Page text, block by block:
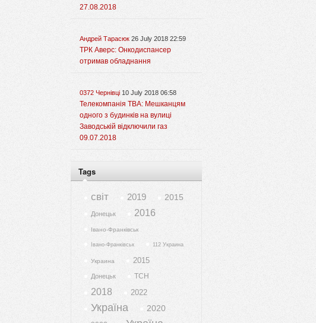
27.08.2018
Андрей Тарасюк 26 July 2018 22:59
ТРК Аверс: Онкодиспансер
отримав обладнання
0372 Чернівці 10 July 2018 06:58
Телекомпанія ТВА: Мешканцям
одного з будинків на вулиці
Заводській відключили газ
09.07.2018
Tags
світ 2019 2015
Донецьк 2016
Івано-Франківськ
Івано-Франківськ 112 Украина
Украина 2015
Донецьк ТСН
2018 2022
Україна 2020